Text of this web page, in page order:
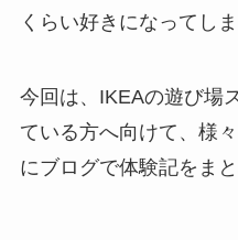
くらい好きになってし
今回は、IKEAの遊び場
ている方へ向けて、様
にブログで体験記をま